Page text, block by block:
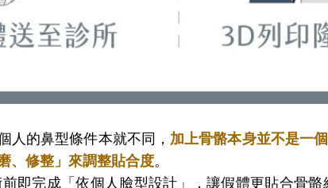
人的鼻型條件本就不同， 加上骨骼本身並不是一
、修整」來調整貼合度。
即完成「依個人臉型設計」，讓假體更貼合骨